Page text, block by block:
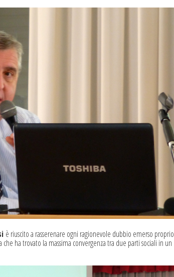
è riuscito a rasserenare ogni ragionevole dubbio emerso proprio
ha trovato la massima convergenza tra due parti sociali in un